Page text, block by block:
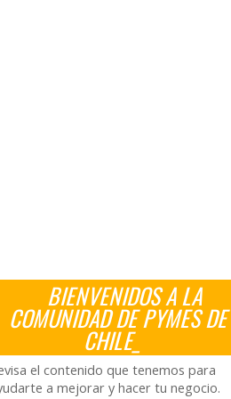
BIENVENIDOS A LA
COMUNIDAD DE PYMES DE
CHILE_
el contenido que tenemos para
a mejorar y hacer tu negocio.